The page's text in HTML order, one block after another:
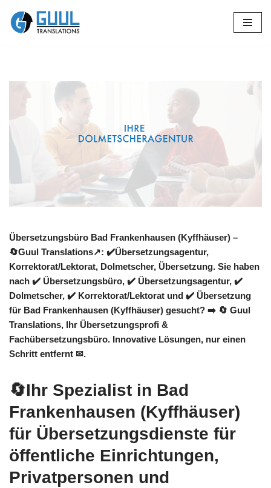
Zum
Übersetzungsbüro Bad Frankenhausen (Kyffhäuser) –
🔄Guul Translations↗️: ✔️Übersetzungsagentur,
Korrektorat/Lektorat, Dolmetscher, Übersetzung. Sie haben
nach ✔️ Übersetzungsbüro, ✔️ Übersetzungsagentur, ✔️
Dolmetscher, ✔️ Korrektorat/Lektorat und ✔️ Übersetzung
für Bad Frankenhausen (Kyffhäuser) gesucht? ➡️ 🔄 Guul
Translations, Ihr Übersetzungsprofi &
Fachübersetzungsbüro. Innovative Lösungen, nur einen
Schritt entfernt ✉.
🔄Ihr Spezialist in Bad
Frankenhausen (Kyffhäuser)
für Übersetzungsdienste für
öffentliche Einrichtungen,
Privatpersonen und